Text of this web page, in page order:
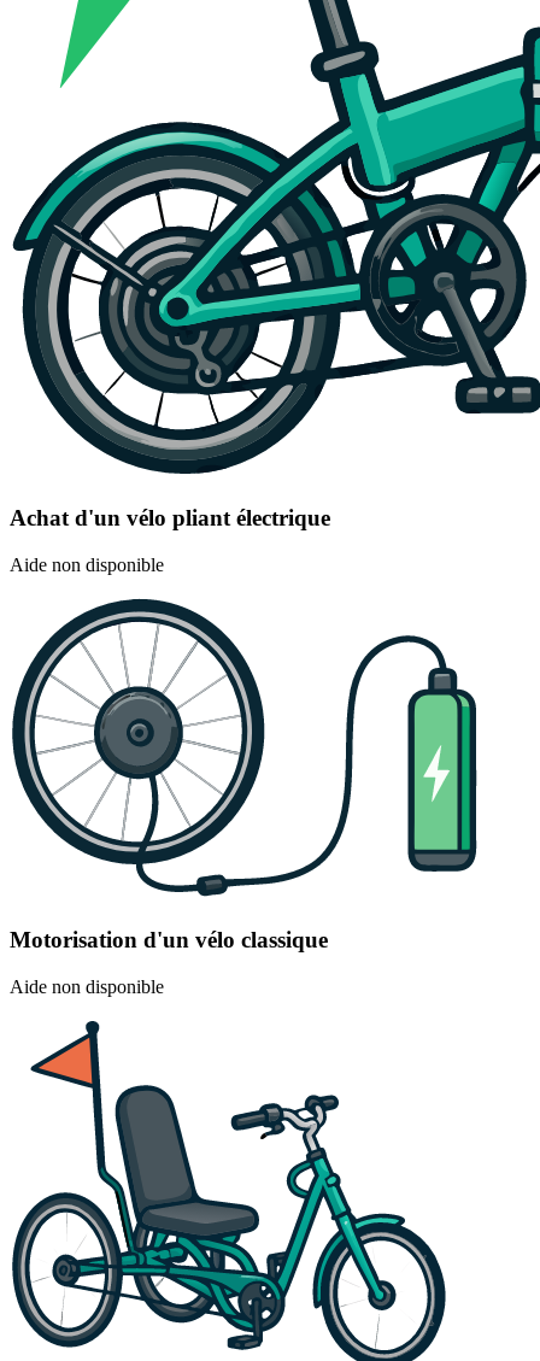
Achat d'un vélo pliant électrique
Aide non disponible
Motorisation d'un vélo classique
Aide non disponible